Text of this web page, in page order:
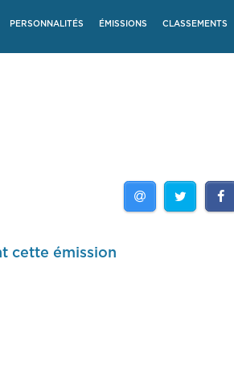
PERSONNALITÉS ÉMISSIONS CLASSEMENTS
cette émission